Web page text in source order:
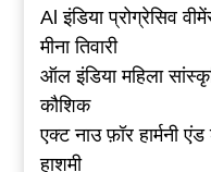
Al इंडिया प्रोग्रेसिव
मीना तिवारी
ऑल इंडिया महिला
कौशिक
एक्ट नाउ फ़ॉर हार्मनी
हाशमी